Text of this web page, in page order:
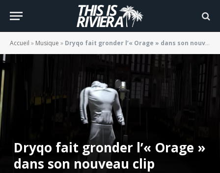
Accueil » Musique » Dryqo fait gronder l’« Orage » dans son nouveau clip
Dryqo fait gronder l’« Orage »
dans son nouveau clip